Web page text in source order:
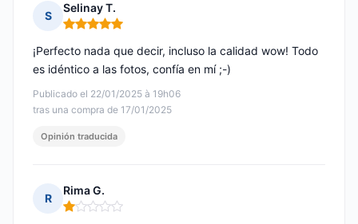
S
Selinay T.
Nota: 5 de 5
Publicado el 22/01/2025 à 19h06
tras una compra de 17/01/2025
¡Perfecto nada que decir, incluso la calidad wow! Todo
es idéntico a las fotos, confía en mí ;-)
Opinión traducida
R
Rima G.
Nota: 1 de 5